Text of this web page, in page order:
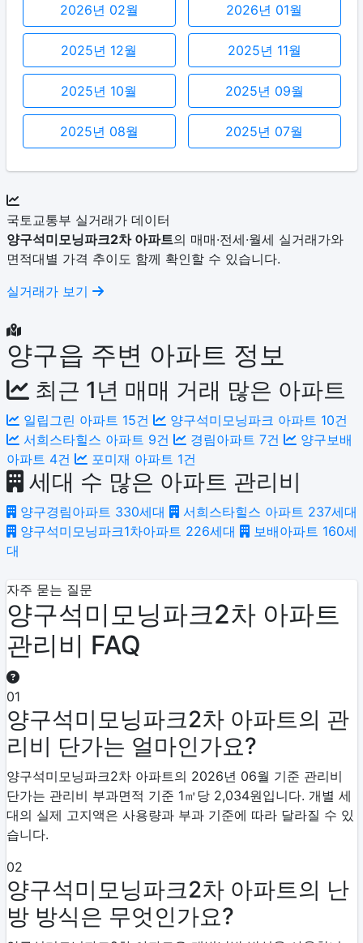
2026년 02월 2026년 01월
2025년 12월 2025년 11월
2025년 10월 2025년 09월
2025년 08월 2025년 07월
국토교통부 실거래가 데이터
양구석미모닝파크2차 아파트의 매매·전세·월세 실거래가와
면적대별 가격 추이도 함께 확인할 수 있습니다.
실거래가 보기
양구읍 주변 아파트 정보
최근 1년 매매 거래 많은 아파트
일립그린 아파트 15건 양구석미모닝파크 아파트 10건
서희스타힐스 아파트 9건 경림아파트 7건
양구보배
아파트 4건 포미재 아파트 1건
세대 수 많은 아파트 관리비
양구경림아파트 330세대 서희스타힐스 아파트 237세대
양구석미모닝파크1차아파트 226세대 보배아파트 160세
대
자주 묻는 질문
양구석미모닝파크2차 아파트
관리비 FAQ
01
양구석미모닝파크2차 아파트의 관
리비 단가는 얼마인가요?
양구석미모닝파크2차 아파트의 2026년 06월 기준 관리비
단가는 관리비 부과면적 기준 1㎡당 2,034원입니다. 개별 세
대의 실제 고지액은 사용량과 부과 기준에 따라 달라질 수 있
습니다.
02
양구석미모닝파크2차 아파트의 난
방 방식은 무엇인가요?